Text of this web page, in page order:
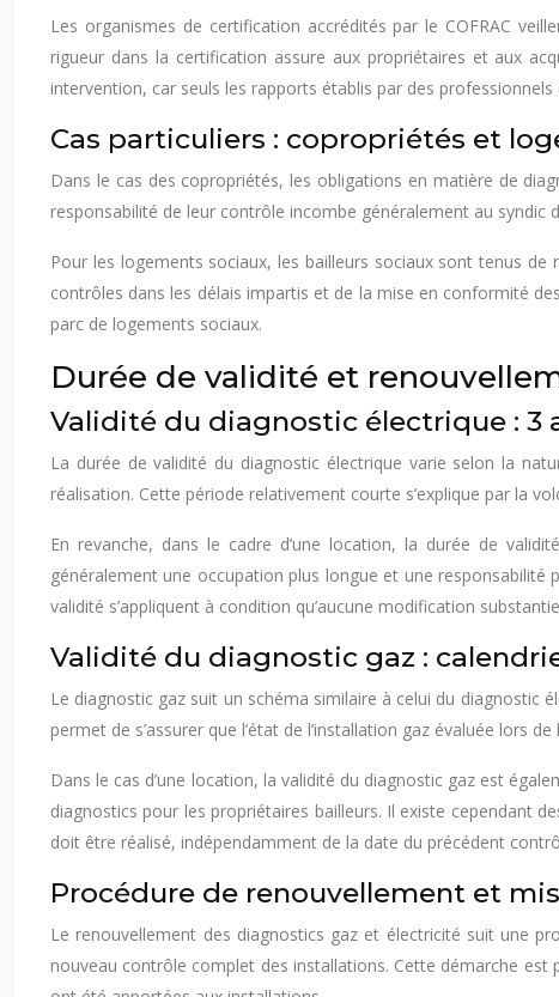
Les organismes de certification accrédités par le COFRAC
rigueur dans la certification assure aux propriétaires et aux
intervention, car seuls les rapports établis par des
Cas particuliers : copropriétés et
Dans le cas des copropriétés, les obligations en matière de
responsabilité de leur contrôle incombe généralement au
Pour les logements sociaux, les bailleurs sociaux sont tenus
contrôles dans les délais impartis et de la mise en conformité
parc de logements sociaux.
Durée de validité et
Validité du diagnostic électrique : 3
La durée de validité du diagnostic électrique varie selon la
réalisation. Cette période relativement courte s’explique par la
En revanche, dans le cadre d’une location, la durée de
généralement une occupation plus longue et une
validité s’appliquent à condition qu’aucune modification
Validité du diagnostic gaz :
Le diagnostic gaz suit un schéma similaire à celui du diagnostic
permet de s’assurer que l’état de l’installation gaz évaluée lors
Dans le cas d’une location, la validité du diagnostic gaz est
diagnostics pour les propriétaires bailleurs. Il existe cependant
doit être réalisé, indépendamment de la date du précédent
Procédure de renouvellement et
Le renouvellement des diagnostics gaz et électricité suit une
nouveau contrôle complet des installations. Cette démarche